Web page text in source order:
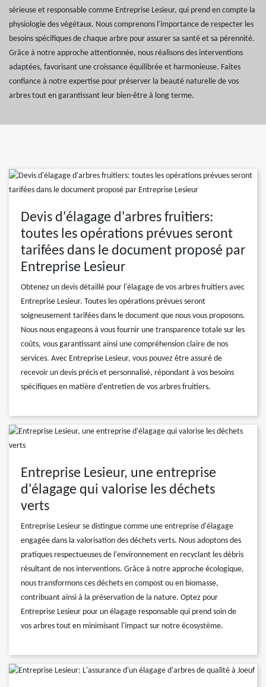
sérieuse et responsable comme Entreprise Lesieur, qui prend en compte la
physiologie des végétaux. Nous comprenons l'importance de respecter les
besoins spécifiques de chaque arbre pour assurer sa santé et sa pérennité.
Grâce à notre approche attentionnée, nous réalisons des interventions
adaptées, favorisant une croissance équilibrée et harmonieuse. Faites
confiance à notre expertise pour préserver la beauté naturelle de vos
arbres tout en garantissant leur bien-être à long terme.
Devis d'élagage d'arbres fruitiers:
toutes les opérations prévues seront
tarifées dans le document proposé par
Entreprise Lesieur
Obtenez un devis détaillé pour l'élagage de vos arbres fruitiers avec
Entreprise Lesieur. Toutes les opérations prévues seront
soigneusement tarifées dans le document que nous vous proposons.
Nous nous engageons à vous fournir une transparence totale sur les
coûts, vous garantissant ainsi une compréhension claire de nos
services. Avec Entreprise Lesieur, vous pouvez être assuré de
recevoir un devis précis et personnalisé, répondant à vos besoins
spécifiques en matière d'entretien de vos arbres fruitiers.
Entreprise Lesieur, une entreprise
d'élagage qui valorise les déchets
verts
Entreprise Lesieur se distingue comme une entreprise d'élagage
engagée dans la valorisation des déchets verts. Nous adoptons des
pratiques respectueuses de l'environnement en recyclant les débris
résultant de nos interventions. Grâce à notre approche écologique,
nous transformons ces déchets en compost ou en biomasse,
contribuant ainsi à la préservation de la nature. Optez pour
Entreprise Lesieur pour un élagage responsable qui prend soin de
vos arbres tout en minimisant l'impact sur notre écosystème.